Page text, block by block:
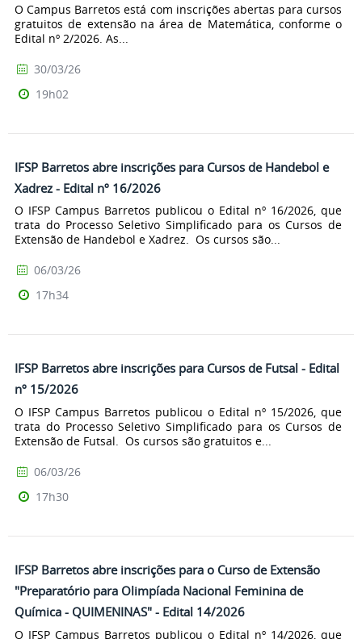
O Campus Barretos está com inscrições abertas para cursos
gratuitos de extensão na área de Matemática, conforme o
Edital nº 2/2026. As...
30/03/26
19h02
IFSP Barretos abre inscrições para Cursos de Handebol e
Xadrez - Edital nº 16/2026
O IFSP Campus Barretos publicou o Edital nº 16/2026, que
trata do Processo Seletivo Simplificado para os Cursos de
Extensão de Handebol e Xadrez. Os cursos são...
06/03/26
17h34
IFSP Barretos abre inscrições para Cursos de Futsal - Edital
nº 15/2026
O IFSP Campus Barretos publicou o Edital nº 15/2026, que
trata do Processo Seletivo Simplificado para os Cursos de
Extensão de Futsal. Os cursos são gratuitos e...
06/03/26
17h30
IFSP Barretos abre inscrições para o Curso de Extensão
"Preparatório para Olimpíada Nacional Feminina de
Química - QUIMENINAS" - Edital 14/2026
O IFSP Campus Barretos publicou o Edital nº 14/2026, que